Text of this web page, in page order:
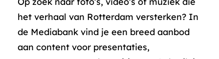
het verhaal van Rotterdam versterken? In
de Mediabank vind je een breed aanbod
aan content voor presentaties,